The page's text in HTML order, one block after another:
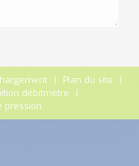
Plan du site
débitmètre
pression